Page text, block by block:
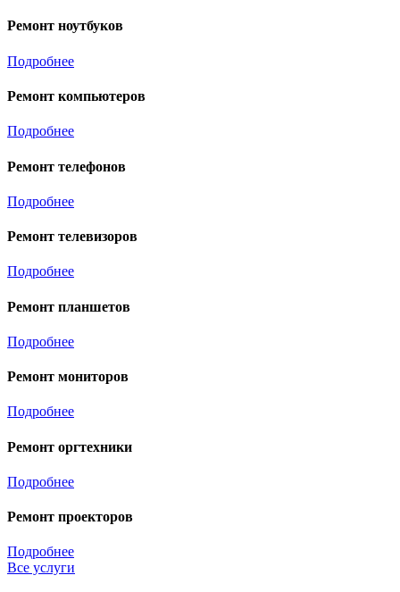
Ремонт ноутбуков
Подробнее
Ремонт компьютеров
Подробнее
Ремонт телефонов
Подробнее
Ремонт телевизоров
Подробнее
Ремонт планшетов
Подробнее
Ремонт мониторов
Подробнее
Ремонт оргтехники
Подробнее
Ремонт проекторов
Подробнее
Все услуги